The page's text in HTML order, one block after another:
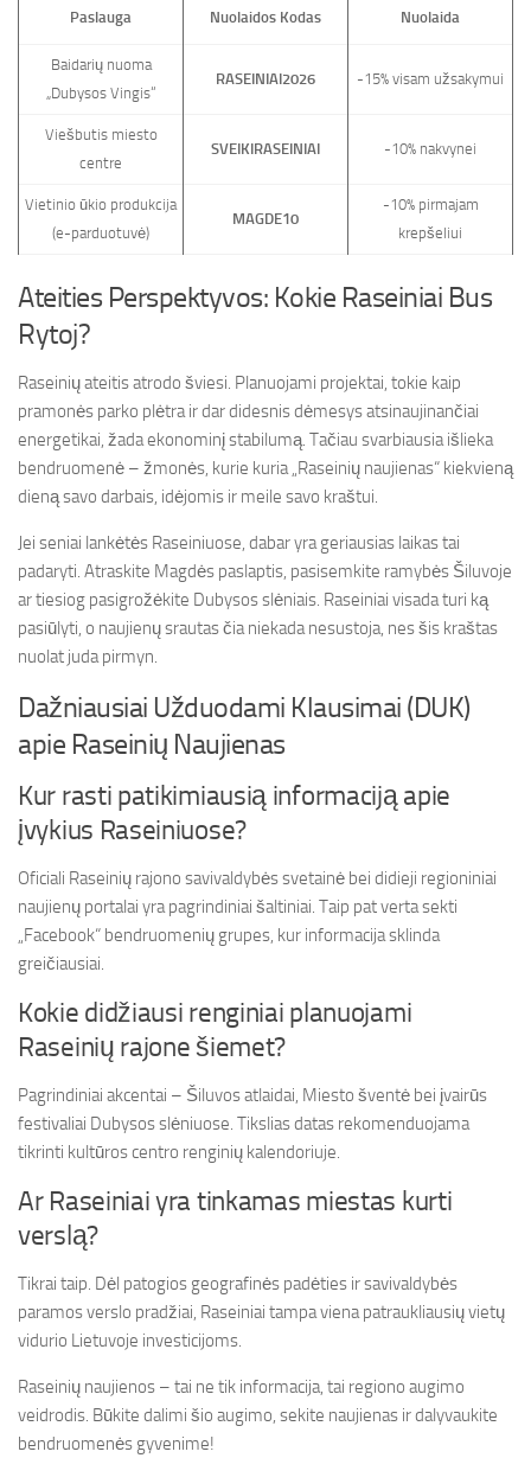
Paslauga Nuolaidos Kodas Nuolaida
Baidarių nuoma
„Dubysos Vingis“
RASEINIAI2026 -15% visam užsakymui
Viešbutis miesto
centre
SVEIKIRASEINIAI -10% nakvynei
Vietinio ūkio produkcija
(e-parduotuvė)
MAGDE10
-10% pirmajam
krepšeliui
Ateities Perspektyvos: Kokie Raseiniai Bus
Rytoj?
Raseinių ateitis atrodo šviesi. Planuojami projektai, tokie kaip
pramonės parko plėtra ir dar didesnis dėmesys atsinaujinančiai
energetikai, žada ekonominį stabilumą. Tačiau svarbiausia išlieka
bendruomenė – žmonės, kurie kuria „Raseinių naujienas“ kiekvieną
dieną savo darbais, idėjomis ir meile savo kraštui.
Jei seniai lankėtės Raseiniuose, dabar yra geriausias laikas tai
padaryti. Atraskite Magdės paslaptis, pasisemkite ramybės Šiluvoje
ar tiesiog pasigrožėkite Dubysos slėniais. Raseiniai visada turi ką
pasiūlyti, o naujienų srautas čia niekada nesustoja, nes šis kraštas
nuolat juda pirmyn.
Dažniausiai Užduodami Klausimai (DUK)
apie Raseinių Naujienas
Kur rasti patikimiausią informaciją apie
įvykius Raseiniuose?
Oficiali Raseinių rajono savivaldybės svetainė bei didieji regioniniai
naujienų portalai yra pagrindiniai šaltiniai. Taip pat verta sekti
„Facebook“ bendruomenių grupes, kur informacija sklinda
greičiausiai.
Kokie didžiausi renginiai planuojami
Raseinių rajone šiemet?
Pagrindiniai akcentai – Šiluvos atlaidai, Miesto šventė bei įvairūs
festivaliai Dubysos slėniuose. Tikslias datas rekomenduojama
tikrinti kultūros centro renginių kalendoriuje.
Ar Raseiniai yra tinkamas miestas kurti
verslą?
Tikrai taip. Dėl patogios geografinės padėties ir savivaldybės
paramos verslo pradžiai, Raseiniai tampa viena patraukliausių vietų
vidurio Lietuvoje investicijoms.
Raseinių naujienos – tai ne tik informacija, tai regiono augimo
veidrodis. Būkite dalimi šio augimo, sekite naujienas ir dalyvaukite
bendruomenės gyvenime!